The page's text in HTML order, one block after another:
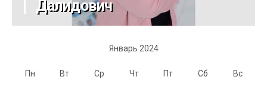
Далидович
Январь 2024
Пн Вт Ср Чт Пт Сб Вс